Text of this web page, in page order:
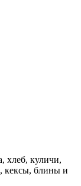
хлеб, куличи,
кексы, блины и